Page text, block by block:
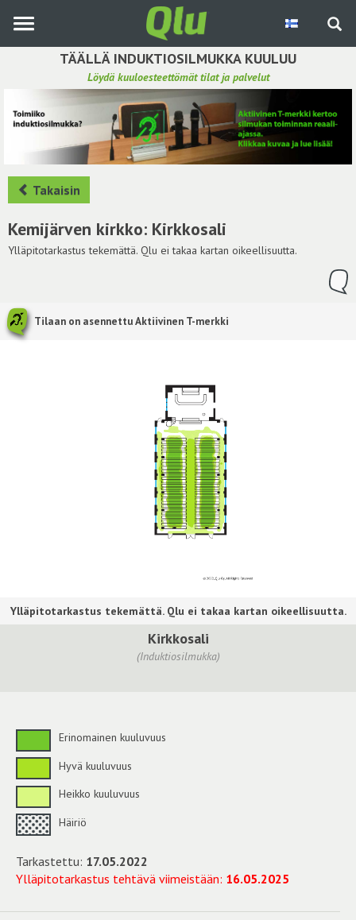
pääsisältöön
TÄÄLLÄ INDUKTIOSILMUKKA KUULUU
Löydä kuuloesteettömät tilat ja palvelut
Etsi induktiosilmukka
Tee ehdotus ja vaikuta kuulemiskokemukseen
Hae ehdotuksia
Käyttöohje
Yhteydenottopyyntö
Takaisin
Kemijärven kirkko: Kirkkosali
Ylläpitotarkastus tekemättä. Qlu ei takaa kartan oikeellisuutta.
Tilaan on asennettu Aktiivinen T-merkki
Kirkkosali
(Induktiosilmukka)
Erinomainen kuuluvuus
Hyvä kuuluvuus
Heikko kuuluvuus
Häiriö
Tarkastettu: 17.05.2022
Ylläpitotarkastus tehtävä viimeistään: 16.05.2025